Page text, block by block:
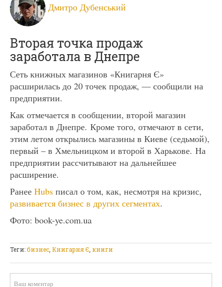
Дмитро Дубенський
Вторая точка продаж
заработала в Днепре
Сеть книжных магазинов «Книгарня Є»
расширилась до 20 точек продаж, — сообщили на
предприятии.
Как отмечается в сообщении, второй магазин
заработал в Днепре. Кроме того, отмечают в сети,
этим летом открылись магазины в Киеве (седьмой),
первый – в Хмельницком и второй в Харькове. На
предприятии рассчитывают на дальнейшее
расширение.
Ранее Hubs писал о том, как, несмотря на кризис,
развивается бизнес в других сегментах.
Фото: book-ye.com.ua
Теги:бизнес Книгарня Є книги